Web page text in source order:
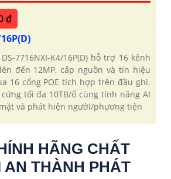
₫
7716NXI-K4/16P(D) hỗ trợ 16 kênh
đến 12MP, cấp nguồn và tín hiệu
16 cổng POE tích hợp trên đầu ghi.
tối đa 10TB/ổ cùng tính năng AI
và phát hiện người/phương tiện
HÃNG CHẤT
THÀNH PHÁT